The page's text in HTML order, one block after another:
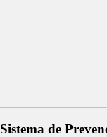
Sistema de